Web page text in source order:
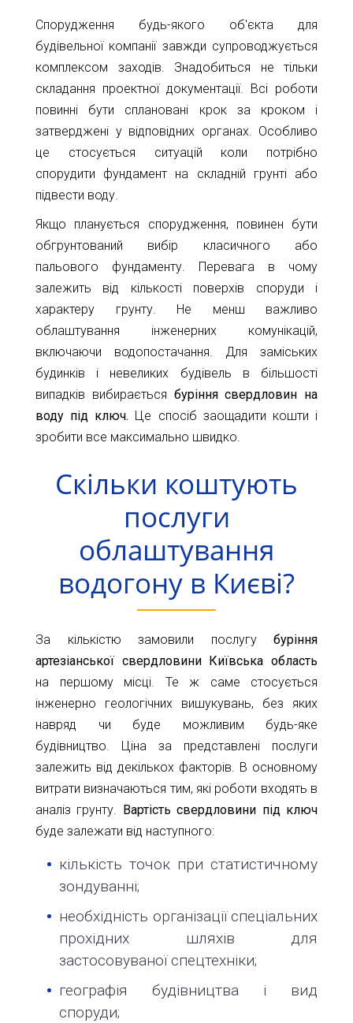
Карта
глибин
Новини
Статті
Відгуки
Контакти
Сб.
Нд.
Адреса:
м.Київ
вул.
Велика
Окружна,
4
(біля
гіпермаркету
+38044-
221-
02-
+38098-
11-
61
info@1kbk.com.ua
Спорудження будь-якого об'єкта для
будівельної компанії завжди супроводжується
комплексом заходів. Знадобиться не тільки
складання проектної документації. Всі роботи
повинні бути сплановані крок за кроком і
затверджені у відповідних органах. Особливо
це стосується ситуацій коли потрібно
спорудити фундамент на складній грунті або
підвести воду.
Якщо планується спорудження, повинен бути
обгрунтований вибір класичного або
пальового фундаменту. Перевага в чому
залежить від кількості поверхів споруди і
характеру грунту. Не менш важливо
облаштування інженерних комунікацій,
включаючи водопостачання. Для заміських
будинків і невеликих будівель в більшості
випадків вибирається буріння свердловин на
воду під ключ. Це спосіб заощадити кошти і
зробити все максимально швидко.
Скільки коштують
послуги
облаштування
водогону в Києві?
За кількістю замовили послугу буріння
артезіанської свердловини Київська область
на першому місці. Те ж саме стосується
інженерно геологічних вишукувань, без яких
навряд чи буде можливим будь-яке
будівництво. Ціна за представлені послуги
залежить від декількох факторів. В основному
витрати визначаються тим, які роботи входять в
аналіз грунту.
Вартість свердловини під ключ
буде залежати від наступного:
кількість точок при статистичному
зондуванні;
необхідність організації спеціальних
прохідних шляхів для
застосовуваної спецтехніки;
географія будівництва і вид
споруди;